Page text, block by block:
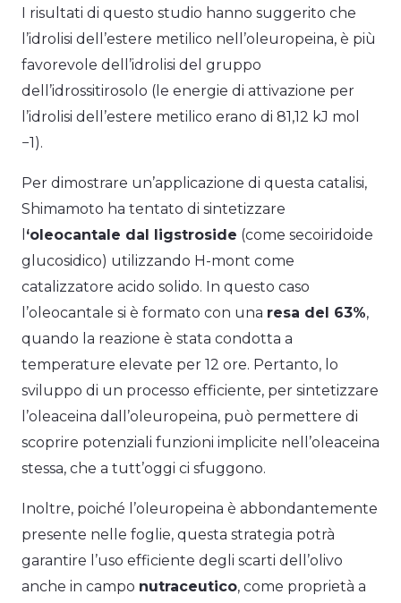
I risultati di questo studio hanno suggerito che
l’idrolisi dell’estere metilico nell’oleuropeina, è più
favorevole dell’idrolisi del gruppo
dell’idrossitirosolo (le energie di attivazione per
l’idrolisi dell’estere metilico erano di 81,12 kJ mol
−1).
Per dimostrare un’applicazione di questa catalisi,
Shimamoto ha tentato di sintetizzare
‘oleocantale dal ligstroside (come secoiridoide
glucosidico) utilizzando H-mont come
catalizzatore acido solido. In questo caso
l’oleocantale si è formato con una resa del 63%,
quando la reazione è stata condotta a
temperature elevate per 12 ore. Pertanto, lo
sviluppo di un processo efficiente, per sintetizzare
l’oleaceina dall’oleuropeina, può permettere di
scoprire potenziali funzioni implicite nell’oleaceina
stessa, che a tutt’oggi ci sfuggono.
Inoltre, poiché l’oleuropeina è abbondantemente
presente nelle foglie, questa strategia potrà
garantire l’uso efficiente degli scarti dell’olivo
anche in campo nutraceutico, come proprietà a